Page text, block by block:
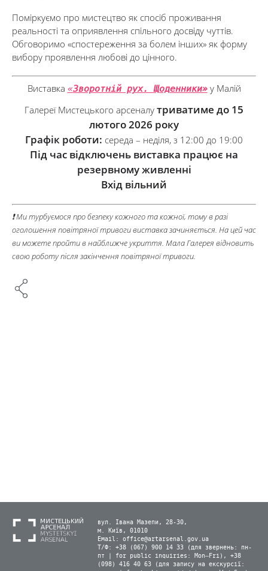
Поміркуємо про мистецтво як спосіб проживання
реальності та оприявлення спільного досвіду чуттів.
Обговоримо «спостереження за болем інших» як форму
вибору проявлення любові до цінного.
Виставка «Зворотній рух. Щоденники»у Малій
Галереї Мистецького арсеналу триватиме до 15
лютого 2026 року
Графік роботи: середа – неділя, з 12:00 до 19:00
Під час відключень виставка працює на
резервному живленні
Вхід вільний
❗ Ми турбуємося про безпеку кожного та кожної, тому в разі
оголошення повітряної тривоги виставка зачиняється. На цей час
ви можете пройти в найближче укриття. Мала Галерея відновить
свою роботу після закінчення повітряної тривоги.
вул. Івана Мазепи, 28-30,
м. Київ, 01010
Email: office@artarsenal.gov.ua
Т/Ф: +38 (067) 900 14 33 (для звернень: пн-
пт | for public inquiries: Mon–Fri), +38
(098) 416 40 63 (для запису на екскурсії: